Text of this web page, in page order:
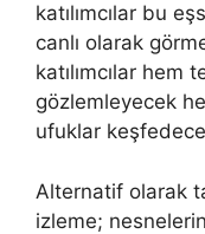
katılımcılar bu
canlı olarak
katılımcılar hem
gözlemleyecek
ufuklar
Alternatif olarak
izleme;